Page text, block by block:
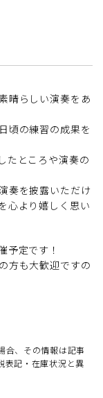
晴らしい演奏をあ
頃の練習の成果を
たところや演奏の
奏を披露いただけ
心より嬉しく思い
予定です！
方も大歓迎ですの
合、その情報は記事
表記・在庫状況と異